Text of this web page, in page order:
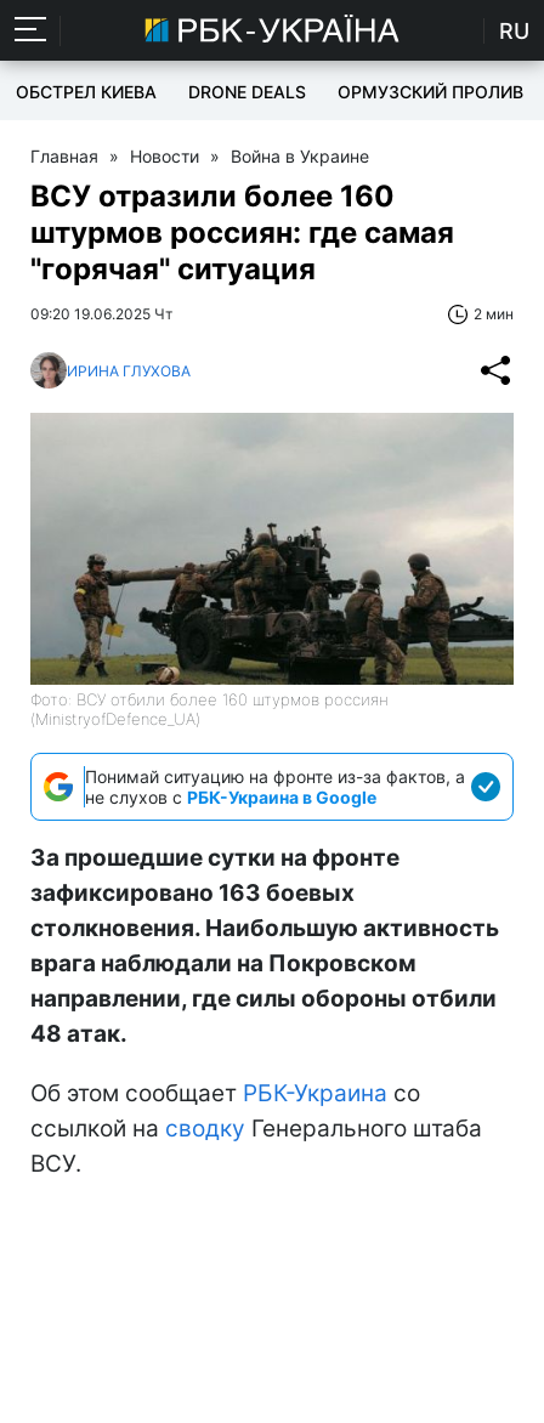
RU
ОБСТРЕЛ КИЕВА DRONE DEALS ОРМУЗСКИЙ ПРОЛИВ
Главная » Новости » Война в Украине
ВСУ отразили более 160
штурмов россиян: где самая
"горячая" ситуация
09:20 19.06.2025 Чт 2 мин
ИРИНА ГЛУХОВА
Фото: ВСУ отбили более 160 штурмов россиян
(MinistryofDefence_UA)
Понимай ситуацию на фронте из-за фактов, а
не слухов с РБК-Украина в Google
За прошедшие сутки на фронте
зафиксировано 163 боевых
столкновения. Наибольшую активность
врага наблюдали на Покровском
направлении, где силы обороны отбили
48 атак.
Об этом сообщает РБК-Украина со
ссылкой на сводку Генерального штаба
ВСУ.